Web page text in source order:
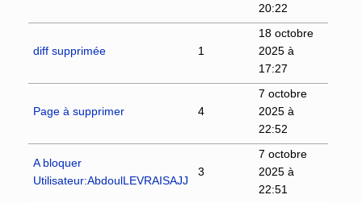
20:22
diff supprimée 1
18 octobre
2025 à
17:27
Page à supprimer 4
7 octobre
2025 à
22:52
A bloquer
Utilisateur:AbdoulLEVRAISAJJ
3
7 octobre
2025 à
22:51